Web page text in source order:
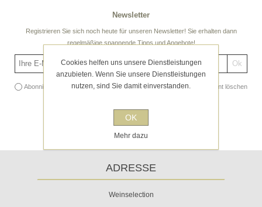
Newsletter
Registrieren Sie sich noch heute für unseren Newsletter! Sie erhalten dann
regelmäßige spannende Tipps und Angebote!
Abonnieren Abonnement löschen
ADRESSE
Weinselection
Cookies helfen uns unsere Dienstleistungen
anzubieten. Wenn Sie unsere Dienstleistungen
nutzen, sind Sie damit einverstanden.
OK
Mehr dazu